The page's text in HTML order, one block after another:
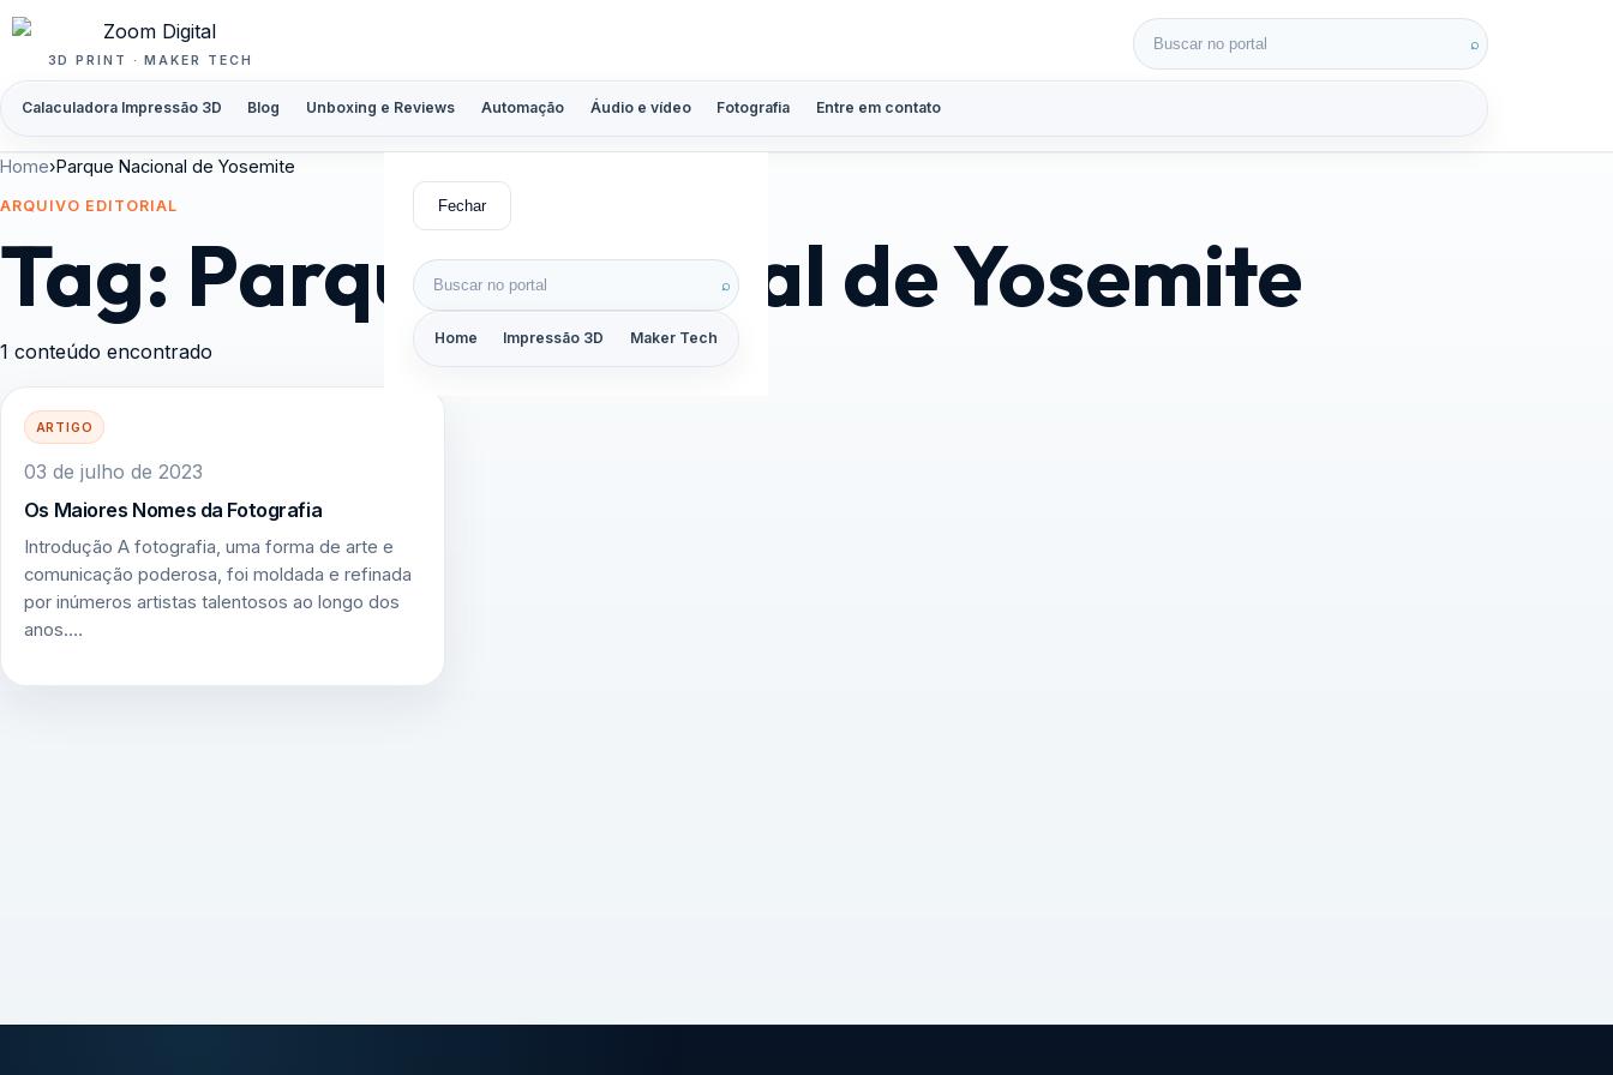
Pular para o conteúdo
3D PRINT · MAKER TECH
Calaculadora Impressão 3D Blog Unboxing e Reviews Automação Áudio e vídeo Fotografia Entre em contato
Buscar por: ⌕
Fechar
Buscar por: ⌕
Home Impressão 3D Maker Tech
Home›Parque Nacional de Yosemite
ARQUIVO EDITORIAL
Tag: Parque Nacional de Yosemite
1 conteúdo encontrado
ARTIGO
03 de julho de 2023
Os Maiores Nomes da Fotografia
Introdução A fotografia, uma forma de arte e
comunicação poderosa, foi moldada e refinada
por inúmeros artistas talentosos ao longo dos
anos.…